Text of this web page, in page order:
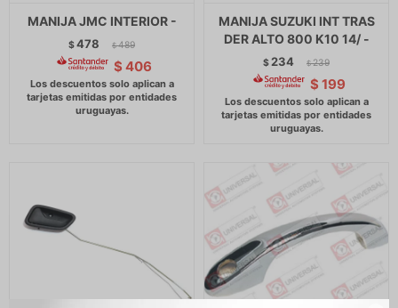
MANIJA JMC INTERIOR -
$478 $ 489
$ 406
MANIJA SUZUKI INT TRAS
DER ALTO 800 K10 14/ -
$ 234 $ 239
$ 199